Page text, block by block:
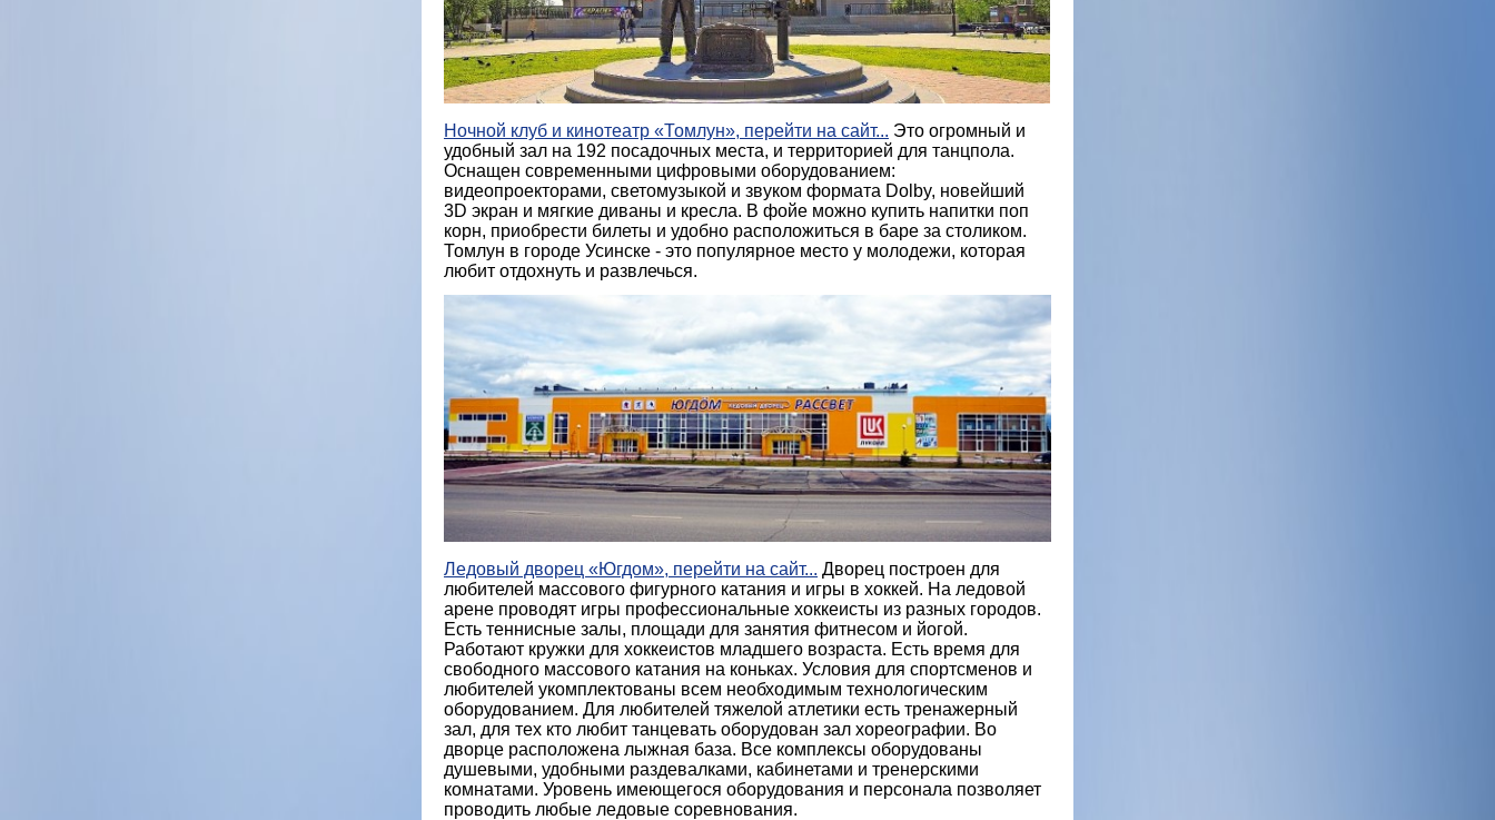
Ночной клуб и кинотеатр «Томлун», перейти на сайт... Это огромный и
удобный зал на 192 посадочных места, и территорией для танцпола.
Оснащен современными цифровыми оборудованием:
видеопроекторами, светомузыкой и звуком формата Dolby, новейший
3D экран и мягкие диваны и кресла. В фойе можно купить напитки поп
корн, приобрести билеты и удобно расположиться в баре за столиком.
Томлун в городе Усинске - это популярное место у молодежи, которая
любит отдохнуть и развлечься.
Ледовый дворец «Югдом», перейти на сайт... Дворец построен для
любителей массового фигурного катания и игры в хоккей. На ледовой
арене проводят игры профессиональные хоккеисты из разных городов.
Есть теннисные залы, площади для занятия фитнесом и йогой.
Работают кружки для хоккеистов младшего возраста. Есть время для
свободного массового катания на коньках. Условия для спортсменов и
любителей укомплектованы всем необходимым технологическим
оборудованием. Для любителей тяжелой атлетики есть тренажерный
зал, для тех кто любит танцевать оборудован зал хореографии. Во
дворце расположена лыжная база. Все комплексы оборудованы
душевыми, удобными раздевалками, кабинетами и тренерскими
комнатами. Уровень имеющегося оборудования и персонала позволяет
проводить любые ледовые соревнования.